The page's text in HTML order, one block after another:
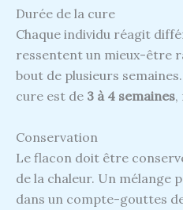
Durée de la cure
Chaque individu réagit
ressentent un mieux-être
bout de plusieurs
cure est de 3 à 4 semaines,
Conservation
Le flacon doit être
de la chaleur. Un mélange
dans un compte-gouttes